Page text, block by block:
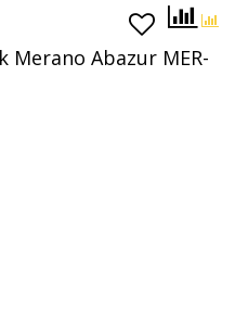
Merano Abazur MER-